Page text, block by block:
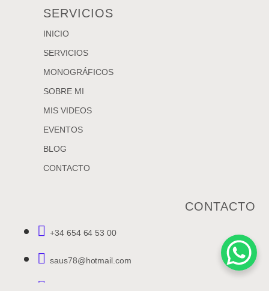
SERVICIOS
INICIO
SERVICIOS
MONOGRÁFICOS
SOBRE MI
MIS VIDEOS
EVENTOS
BLOG
CONTACTO
CONTACTO
+34 654 64 53 00
saus78@hotmail.com